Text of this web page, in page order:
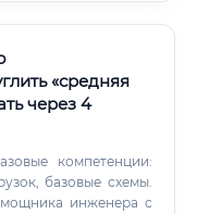
«средняя
через 4
компетенции:
базовые схемы.
инженера с